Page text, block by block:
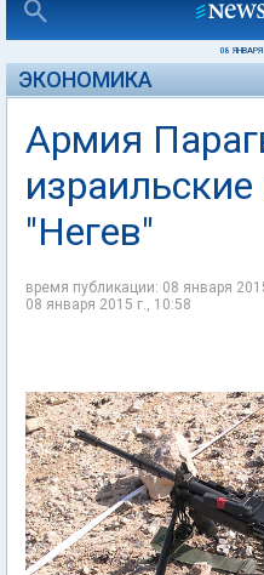
08 ЯНВАРЯ
ЭКОНОМИКА
Армия
"Негев"
время публикации: 08 января
08 января 2015 г., 10:58